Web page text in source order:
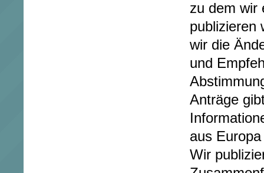
zu dem wir
publizieren
wir die
und
Anträge
aus
Wir